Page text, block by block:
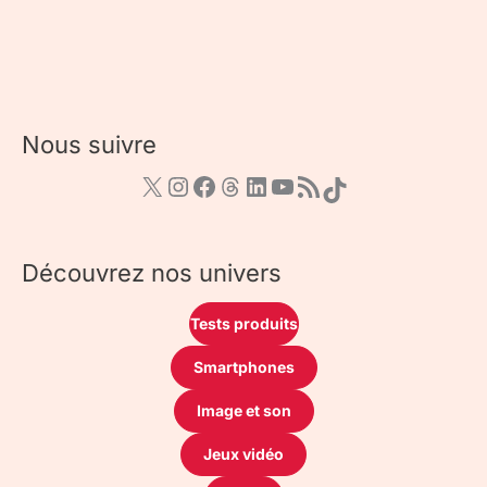
Nous suivre
Découvrez nos univers
Tests produits
Smartphones
Image et son
Jeux vidéo